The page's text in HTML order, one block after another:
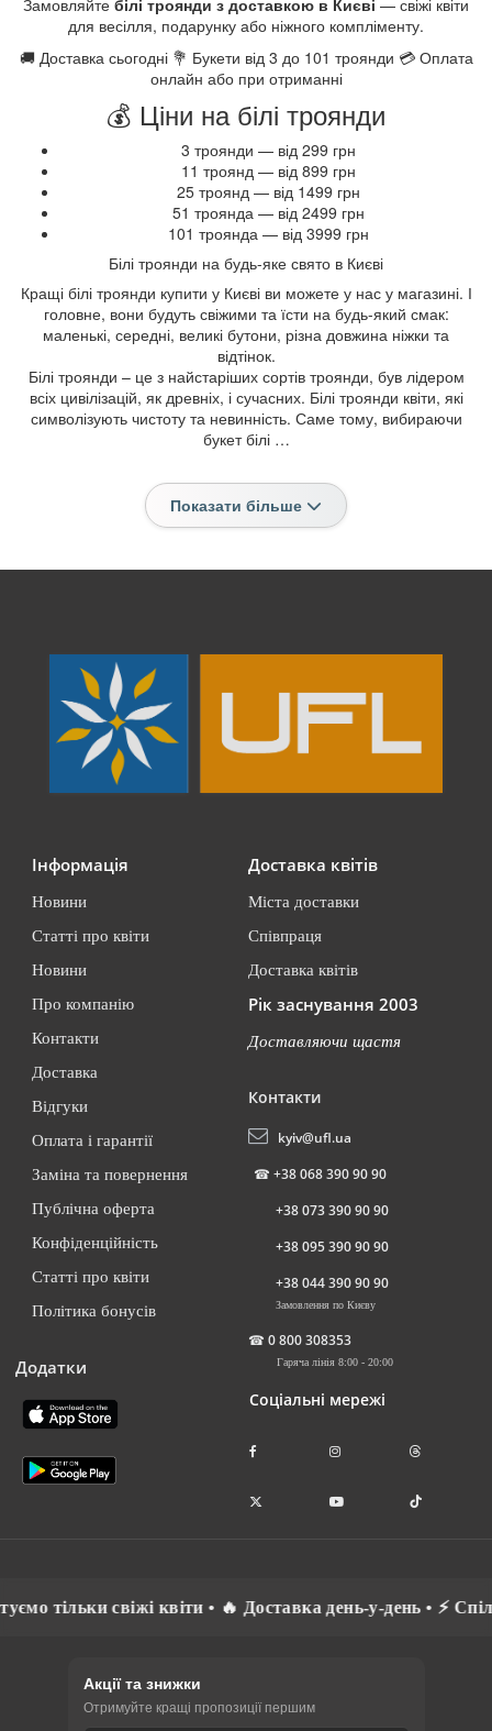
для весілля, подарунку або ніжного компліменту.
🚚 Доставка сьогодні 💐 Букети від 3 до 101 троянди 💳 Оплата
онлайн або при отриманні
💰 Ціни на білі троянди
3 троянди — від 299 грн
11 троянд — від 899 грн
25 троянд — від 1499 грн
51 троянда — від 2499 грн
101 троянда — від 3999 грн
Білі троянди на будь-яке свято в Києві
Кращі білі троянди купити у Києві ви можете у нас у магазині. І
головне, вони будуть свіжими та їсти на будь-який смак:
маленькі, середні, великі бутони, різна довжина ніжки та
відтінок.
Білі троянди – це з найстаріших сортів троянди, був лідером
всіх цивілізацій, як древніх, і сучасних. Білі троянди квіти, які
символізують чистоту та невинність. Саме тому, вибираючи
букет білі …
Показати більше
Інформація
Новини
Статті про квіти
Новини
Про компанію
Контакти
Доставка
Відгуки
Оплата і гарантії
Заміна та повернення
Публічна оферта
Конфіденційність
Статті про квіти
Політика бонусів
Додатки
Доставка квітів
Міста доставки
Співпраця
Доставка квітів
Рік заснування 2003
Доставляючи щастя
Контакти
kyiv@ufl.ua
☎ +38 068 390 90 90
+38 073 390 90 90
+38 095 390 90 90
+38 044 390 90 90
Замовлення по Києву
☎ 0 800 308353
Гаряча лінія 8:00 - 20:00
Соціальні мережі
• 🔥 Доставка день-у-день • ⚡ Спілкуємось
Акції та знижки
Отримуйте кращі пропозиції першим